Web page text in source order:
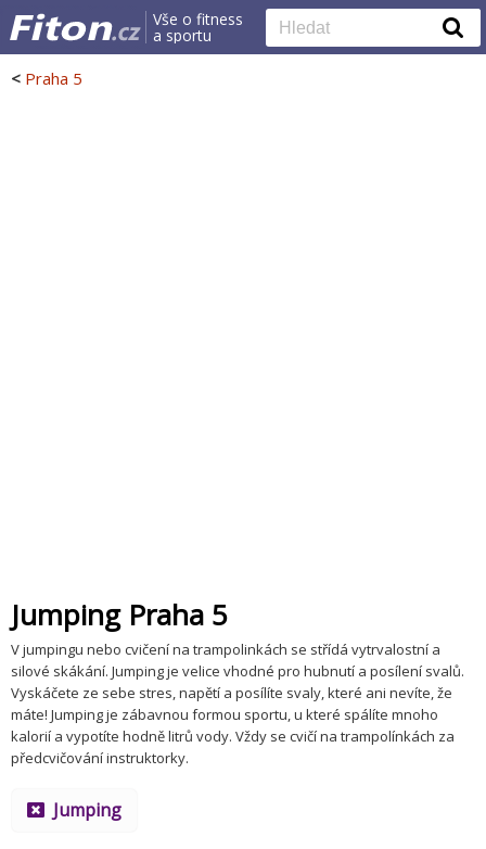
Vše o fitness
a sportu
< Praha 5
Jumping Praha 5
V jumpingu nebo cvičení na trampolinkách se střídá vytrvalostní a
silové skákání. Jumping je velice vhodné pro hubnutí a posílení svalů.
Vyskáčete ze sebe stres, napětí a posílíte svaly, které ani nevíte, že
máte! Jumping je zábavnou formou sportu, u které spálíte mnoho
kalorií a vypotíte hodně litrů vody. Vždy se cvičí na trampolínkách za
předcvičování instruktorky.
Jumping